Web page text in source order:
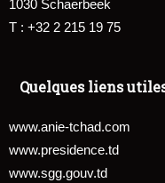
1030 Schaerbeek
T : +32 2 215 19 75
Quelques liens
www.anie-tchad.com
www.presidence.td
www.sgg.gouv.td